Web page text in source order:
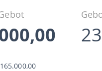
23
165.000,00